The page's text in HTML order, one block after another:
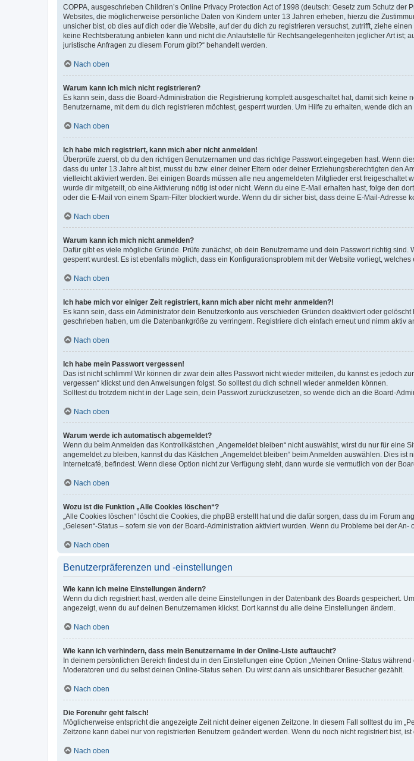
COPPA, ausgeschrieben Children’s Online Privacy Protection Act of 1998 (deutsch: Gesetz zum Schutz
Websites, die möglicherweise persönliche Daten von Kindern unter 13 Jahren erheben, hierzu die
unsicher bist, ob dies auf dich oder die Website, auf der du dich zu registrieren versuchst, zutrifft, ziehe
keine Rechtsberatung anbieten kann und nicht die Anlaufstelle für Rechtsangelegenheiten jeglicher Art ist;
juristische Anfragen zu diesem Forum gibt?“ behandelt werden.
Nach oben
Warum kann ich mich nicht registrieren?
Es kann sein, dass die Board-Administration die Registrierung komplett ausgeschaltet hat, damit sich
Benutzername, mit dem du dich registrieren möchtest, gesperrt wurden. Um Hilfe zu erhalten, wende dich an
Nach oben
Ich habe mich registriert, kann mich aber nicht anmelden!
Überprüfe zuerst, ob du den richtigen Benutzernamen und das richtige Passwort eingegeben hast. Wenn
dass du unter 13 Jahre alt bist, musst du bzw. einer deiner Eltern oder deiner Erziehungsberechtigten den
vielleicht aktiviert werden. Bei einigen Boards müssen alle neu angemeldeten Mitglieder erst
wurde dir mitgeteilt, ob eine Aktivierung nötig ist oder nicht. Wenn du eine E-Mail erhalten hast, folge den
oder die E-Mail von einem Spam-Filter blockiert wurde. Wenn du dir sicher bist, dass deine E-Mail-Adresse
Nach oben
Warum kann ich mich nicht anmelden?
Dafür gibt es viele mögliche Gründe. Prüfe zunächst, ob dein Benutzername und dein Passwort richtig
gesperrt wurdest. Es ist ebenfalls möglich, dass ein Konfigurationsproblem mit der Website vorliegt, welches
Nach oben
Ich habe mich vor einiger Zeit registriert, kann mich aber nicht mehr anmelden?!
Es kann sein, dass ein Administrator dein Benutzerkonto aus verschieden Gründen deaktiviert oder
geschrieben haben, um die Datenbankgröße zu verringern. Registriere dich einfach erneut und nimm aktiv
Nach oben
Ich habe mein Passwort vergessen!
Das ist nicht schlimm! Wir können dir zwar dein altes Passwort nicht wieder mitteilen, du kannst es jedoch
vergessen“ klickst und den Anweisungen folgst. So solltest du dich schnell wieder anmelden können.
Solltest du trotzdem nicht in der Lage sein, dein Passwort zurückzusetzen, so wende dich an die Board-
Nach oben
Warum werde ich automatisch abgemeldet?
Wenn du beim Anmelden das Kontrollkästchen „Angemeldet bleiben“ nicht auswählst, wirst du nur für
angemeldet zu bleiben, kannst du das Kästchen „Angemeldet bleiben“ beim Anmelden auswählen. Dies
Internetcafé, befindest. Wenn diese Option nicht zur Verfügung steht, dann wurde sie vermutlich von der
Nach oben
Wozu ist die Funktion „Alle Cookies löschen“?
„Alle Cookies löschen“ löscht die Cookies, die phpBB erstellt hat und die dafür sorgen, dass du im Forum
„Gelesen“-Status – sofern sie von der Board-Administration aktiviert wurden. Wenn du Probleme bei der
Nach oben
Benutzerpräferenzen und -einstellungen
Wie kann ich meine Einstellungen ändern?
Wenn du dich registriert hast, werden alle deine Einstellungen in der Datenbank des Boards gespeichert.
angezeigt, wenn du auf deinen Benutzernamen klickst. Dort kannst du alle deine Einstellungen ändern.
Nach oben
Wie kann ich verhindern, dass mein Benutzername in der Online-Liste auftaucht?
In deinem persönlichen Bereich findest du in den Einstellungen eine Option „Meinen Online-Status
Moderatoren und du selbst deinen Online-Status sehen. Du wirst dann als unsichtbarer Besucher gezählt.
Nach oben
Die Forenuhr geht falsch!
Möglicherweise entspricht die angezeigte Zeit nicht deiner eigenen Zeitzone. In diesem Fall solltest du im
Zeitzone kann dabei nur von registrierten Benutzern geändert werden. Wenn du noch nicht registriert bist, ist
Nach oben